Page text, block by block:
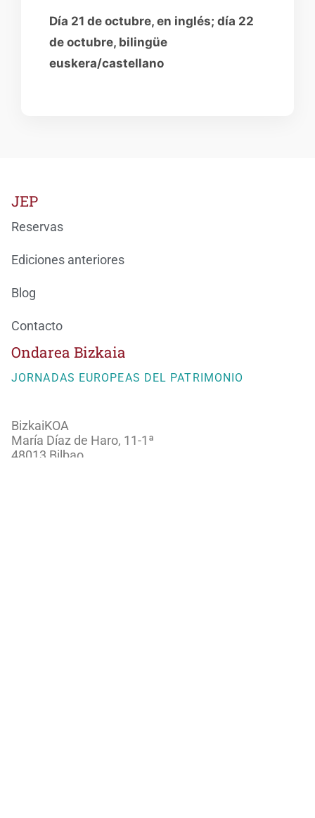
Día 21 de octubre, en inglés; día 22
de octubre, bilingüe
euskera/castellano
Ondarea Bizkaia
JORNADAS EUROPEAS DEL PATRIMONIO
BizkaiKOA
María Díaz de Haro, 11-1ª
48013 Bilbao
JEP
Reservas
Ediciones anteriores
Blog
Contacto